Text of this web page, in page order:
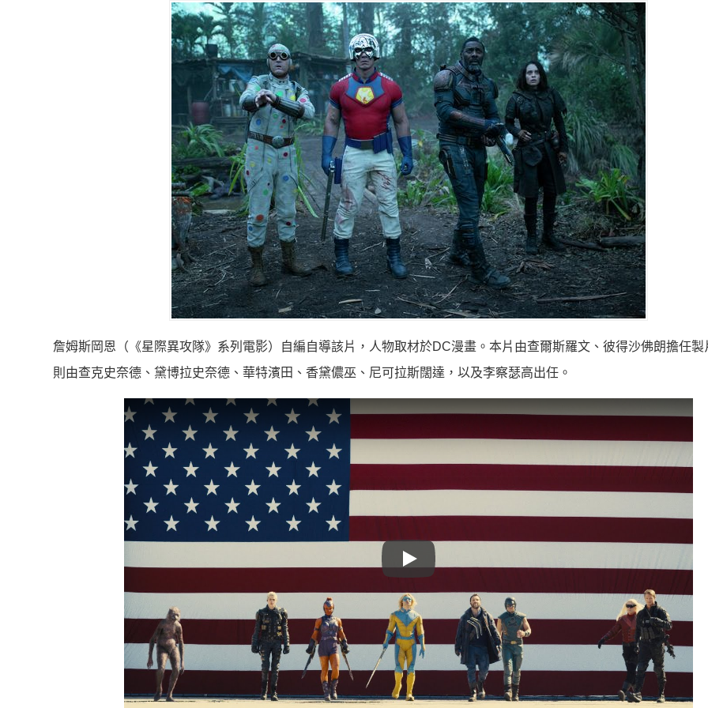
詹姆斯岡恩（《星際異攻隊》系列電影）自編自導該片，人物取材於DC漫畫。本片由查爾斯羅文、彼得沙佛朗擔任製
則由查克史奈德、黛博拉史奈德、華特濱田、香黛儂巫、 尼可拉斯闊達，以及李察瑟高出任。
Play